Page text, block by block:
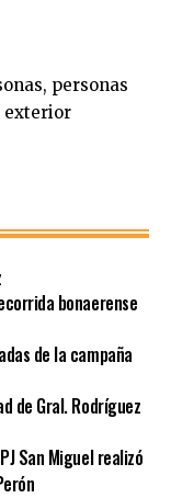
bonaerense
de la campaña
de Gral. Rodríguez
San Miguel realizó